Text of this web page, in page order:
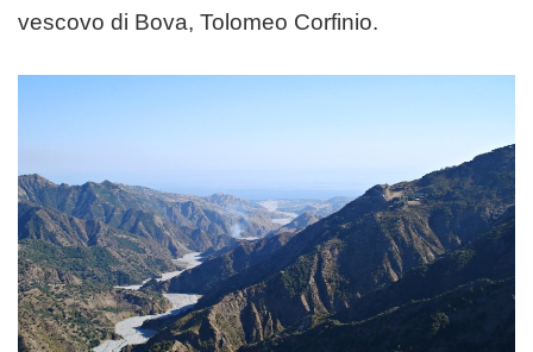
vescovo di Bova, Tolomeo Corfinio.